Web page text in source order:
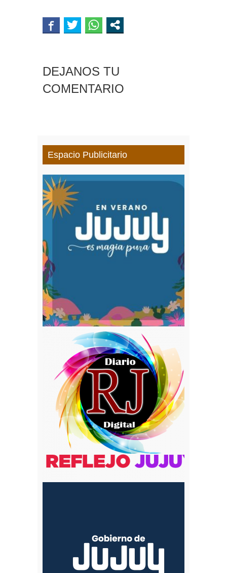
DEJANOS TU
COMENTARIO
Espacio Publicitario